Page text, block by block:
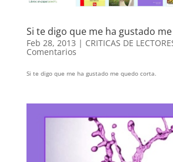
Si te digo que me ha gustado
Feb 28, 2013 | CRITICAS DE
Comentarios
Si te digo que me ha gustado me quedo corta.